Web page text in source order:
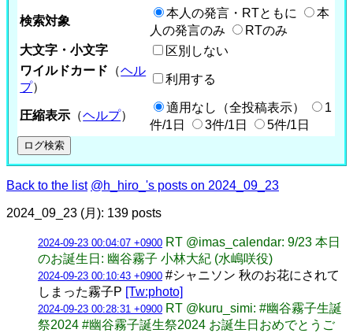
検索対象
本人の発言・RTともに
本
人の発言のみ
RTのみ
大文字・小文字
区別しない
ワイルドカード （ヘル
プ）
利用する
圧縮表示 （ヘルプ）
適用なし（全投稿表示）
1
件/1日
3件/1日 5件/1日
Back to the list @h_hiro_'s posts on 2024_09_23
2024_09_23 (月): 139 posts
2024-09-23 00:04:07 +0900 RT @imas_calendar: 9/23 本日
のお誕生日: 幽谷霧子 小林大紀 (水嶋咲役)
2024-09-23 00:10:43 +0900 #シャニソン 秋のお花にされて
しまった霧子P [Tw:photo]
2024-09-23 00:28:31 +0900 RT @kuru_simi: #幽谷霧子生誕
祭2024 #幽谷霧子誕生祭2024 お誕生日おめでとうご